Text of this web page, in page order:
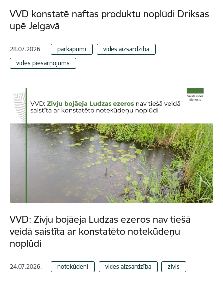
VVD konstatē naftas produktu noplūdi Driksas
upē Jelgavā
28.07.2026. pārkāpumi
vides aizsardzība
vides piesārņojums
VVD: Zivju bojāeja Ludzas ezeros nav tiešā
veidā saistīta ar konstatēto notekūdeņu
noplūdi
24.07.2026. notekūdeņi vides aizsardzība zivis